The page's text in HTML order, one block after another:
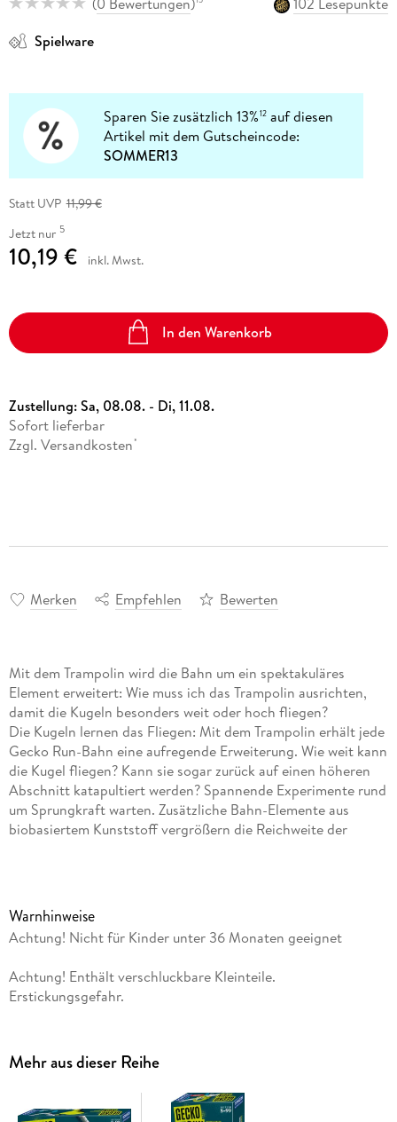
Spielware
Sparen Sie zusätzlich 13%12 auf diesen
Artikel mit dem Gutscheincode:
SOMMER13
Statt UVP 11,99 €
Jetzt nur 5
10,19 € inkl. Mwst.
In den Warenkorb
Zustellung:Sa, 08.08. - Di, 11.08.
Sofort lieferbar
Zzgl. Versandkosten *
Merken Empfehlen Bewerten
Mit dem Trampolin wird die Bahn um ein spektakuläres
Element erweitert: Wie muss ich das Trampolin ausrichten,
damit die Kugeln besonders weit oder hoch fliegen?
Die Kugeln lernen das Fliegen: Mit dem Trampolin erhält jede
Gecko Run-Bahn eine aufregende Erweiterung. Wie weit kann
die Kugel fliegen? Kann sie sogar zurück auf einen höheren
Abschnitt katapultiert werden? Spannende Experimente rund
um Sprungkraft warten. Zusätzliche Bahn-Elemente aus
biobasiertem Kunststoff vergrößern die Reichweite der
Jahren genauso frei wie mit den Teilen des Starter-Sets: Ob
um die Ecke, über Hindernisse weg, an Türen, Glasscheiben,
oder Regalen - freies Bauen! Die perfekte Erweiterung für
Sprungkraft. Hinweis: nur mit dem Gecko Run "Starter Set"
spielbarMit dem Trampolin wird die Bahn um ein
fliegen? Kann ich die Kugel sogar zurück auf einen höher
Fragen, die die Kinder austüfteln können! Die Anleitung gibt
Warnhinweise
Achtung! Nicht für Kinder unter 36 Monaten geeignet
Achtung! Enthält verschluckbare Kleinteile.
Erstickungsgefahr.
Mehr aus dieser Reihe